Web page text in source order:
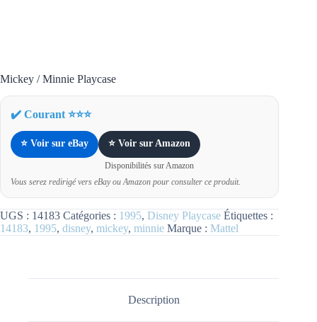
Mickey / Minnie Playcase
✔️ Courant ⭐⭐⭐
⭐ Voir sur eBay ⭐ Voir sur Amazon
Disponibilités sur Amazon
Vous serez redirigé vers eBay ou Amazon pour consulter ce produit.
UGS : 14183 Catégories : 1995, Disney Playcase Étiquettes :
14183, 1995, disney, mickey, minnie Marque : Mattel
Description